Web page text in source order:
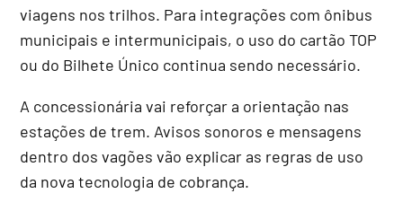
viagens nos trilhos. Para integrações com ônibus
municipais e intermunicipais, o uso do cartão TOP
ou do Bilhete Único continua sendo necessário.
A concessionária vai reforçar a orientação nas
estações de trem. Avisos sonoros e mensagens
dentro dos vagões vão explicar as regras de uso
da nova tecnologia de cobrança.